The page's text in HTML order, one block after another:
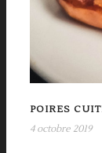
POIRES
4 octobre 2019